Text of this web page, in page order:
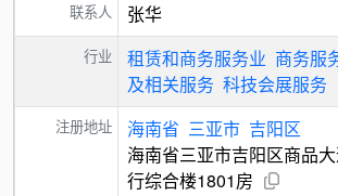
联系人 张华
行业 租赁和商务服务业 商务服
及相关服务 科技会展服务
注册地址 海南省 三亚市 吉阳区
海南省三亚市吉阳区商品
行综合楼1801房